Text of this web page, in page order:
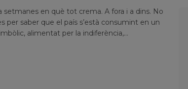
setmanes en què tot crema. A fora i a dins. No
per saber que el país s’està consumint en un
alimentat per la indiferència,...